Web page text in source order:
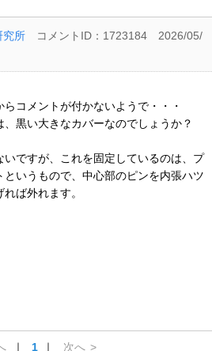
究所 コメントID：1723184
2026/05/
コメントが付かないようで・・・
黒い大きなカバーなのでしょうか？
いですが、これを固定しているのは、プ
というもので、中心部のピンを内張ハツ
ば外れます。
｜ 1 ｜ 次へ >